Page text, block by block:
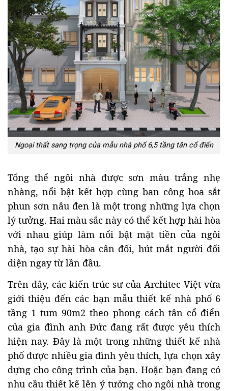
Ngoại thất sang trọng của mẫu nhà phố 6,5 tầng tân cổ điển
Tổng thể ngôi nhà được sơn màu trắng nhẹ
nhàng, nổi bật kết hợp cùng ban công hoa sắt
phun sơn nâu đen là một trong những lựa chọn
lý tưởng. Hai màu sắc này có thể kết hợp hài hòa
với nhau giúp làm nổi bật mặt tiền của ngôi
nhà, tạo sự hài hòa cân đối, hút mắt người đối
diện ngay từ lần đầu.
Trên đây, các kiến trúc sư của Architec Việt vừa
giới thiệu đến các bạn mẫu thiết kế nhà phố 6
tầng 1 tum 90m2 theo phong cách tân cổ điển
của gia đình anh Đức đang rất được yêu thích
hiện nay. Đây là một trong những thiết kế nhà
phố được nhiều gia đình yêu thích, lựa chọn xây
dựng cho công trình của bạn. Hoặc bạn đang có
nhu cầu thiết kế lên ý tưởng cho ngôi nhà trong